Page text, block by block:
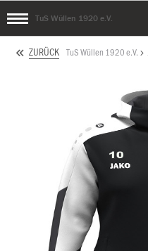
TuS Wüllen 1920 e.V.
ZURÜCK TuS Wüllen 1920 e.V.